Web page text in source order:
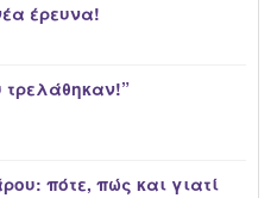
έρευνα!
τρελάθηκαν!”
πότε, πώς και γιατί